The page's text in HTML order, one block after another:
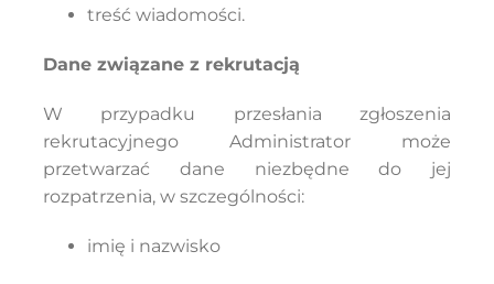
treść wiadomości.
Dane związane z rekrutacją
W przypadku przesłania zgłoszenia
rekrutacyjnego Administrator może
przetwarzać dane niezbędne do jej
rozpatrzenia, w szczególności:
imię i nazwisko